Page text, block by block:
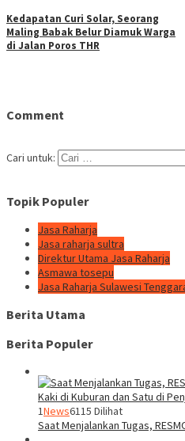
Kedapatan Curi Solar, Seorang
Maling Babak Belur Diamuk Warga
di Jalan Poros THR
Comment
Cari untuk:
Topik Populer
Jasa Raharja
Jasa raharja sultra
Direktur Utama Jasa Raharja
Asmawa tosepu
Jasa Raharja Sulawesi
Berita Utama
Berita Populer
1News6115 Dilihat
Saat Menjalankan Tugas,